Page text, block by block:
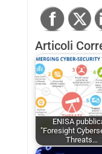
Articoli
ENISA
"Foresight
Threats…